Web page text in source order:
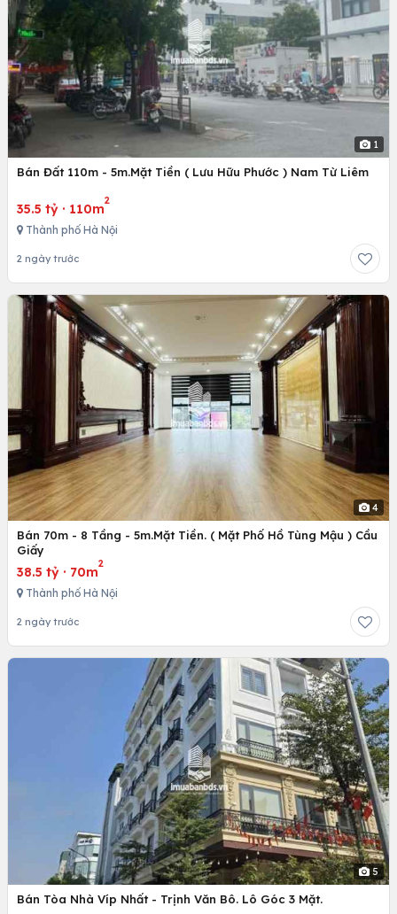
1
Bán Đất 110m - 5m.Mặt Tiền ( Lưu Hữu Phước ) Nam Từ Liêm
35.5 tỷ · 110m
2
Thành phố Hà Nội
2 ngày trước
4
Bán 70m - 8 Tầng - 5m.Mặt Tiền. ( Mặt Phố Hồ Tùng Mậu ) Cầu
Giấy
38.5 tỷ · 70m
2
Thành phố Hà Nội
2 ngày trước
5
Bán Tòa Nhà Víp Nhất - Trịnh Văn Bô. Lô Góc 3 Mặt.